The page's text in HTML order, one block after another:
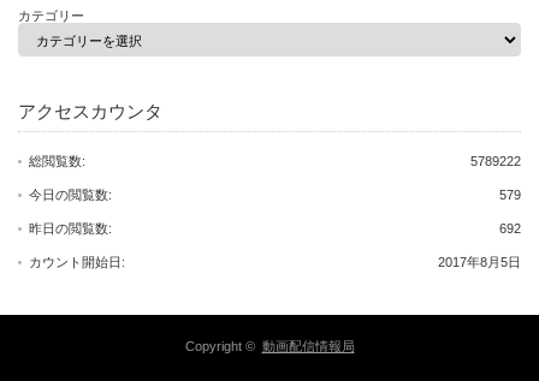
カテゴリー
アクセスカウンタ
5789222
総閲覧数:
579
今日の閲覧数:
692
昨日の閲覧数:
2017年8月5日
カウント開始日:
Copyright © 動画配信情報局